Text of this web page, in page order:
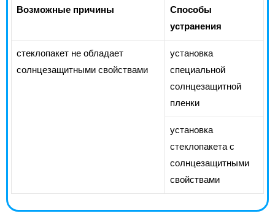
Возможные причины
Способы
устранения
стеклопакет не обладает
солнцезащитными свойствами
установка
специальной
солнцезащитной
пленки
установка
стеклопакета с
солнцезащитными
свойствами